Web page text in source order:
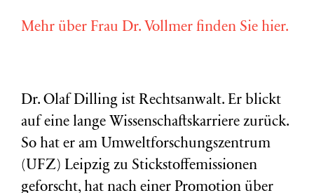
Mehr über Frau Dr. Vollmer finden Sie hier.
Dr. Olaf Dilling ist Rechtsanwalt. Er blickt
auf eine lange Wissenschaftskarriere zurück.
So hat er am Umweltforschungszentrum
(UFZ) Leipzig zu Stickstoffemissionen
geforscht, hat nach einer Promotion über